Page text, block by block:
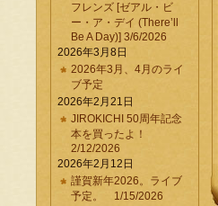
フレンズ [ゼアル・ビ
ー・ア・デイ (There’ll
Be A Day)] 3/6/2026
2026年3月8日
2026年3月、4月のライ
ブ予定
2026年2月21日
JIROKICHI 50周年記念
本を買ったよ！
2/12/2026
2026年2月12日
謹賀新年2026。ライブ
予定。 1/15/2026